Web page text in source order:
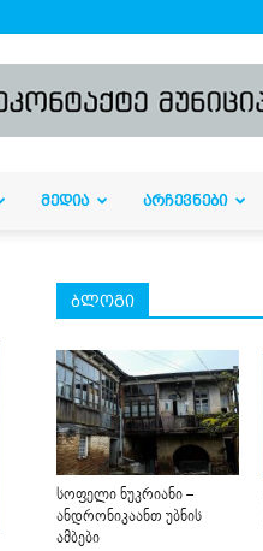
ᲛᲔᲓᲘᲐ ᲐᲠᲩᲔᲕᲜᲔᲑᲘ
ბლოგი
სოფელი ნუკრიანი –
ანდრონიკაანთ უბნის
ამბები